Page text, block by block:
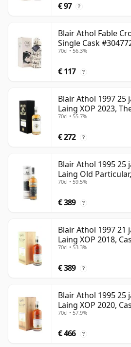
€ 97 ?
Blair Athol Fable
Single Cask
70cl • 56.3%
€ 117 ?
Blair Athol 1997 25
Laing XOP 2023,
- Cask 17229
70cl • 55.7%
€ 272 ?
Blair Athol 1995 25
Laing Old
70cl • 59.5%
€ 389 ?
Blair Athol 1997 21
Laing XOP 2018,
70cl • 53.3%
€ 389 ?
Blair Athol 1995 25
Laing XOP 2020,
70cl • 57.9%
€ 466 ?